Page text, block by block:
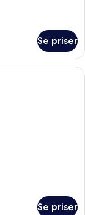
Se priser
med en
Se priser